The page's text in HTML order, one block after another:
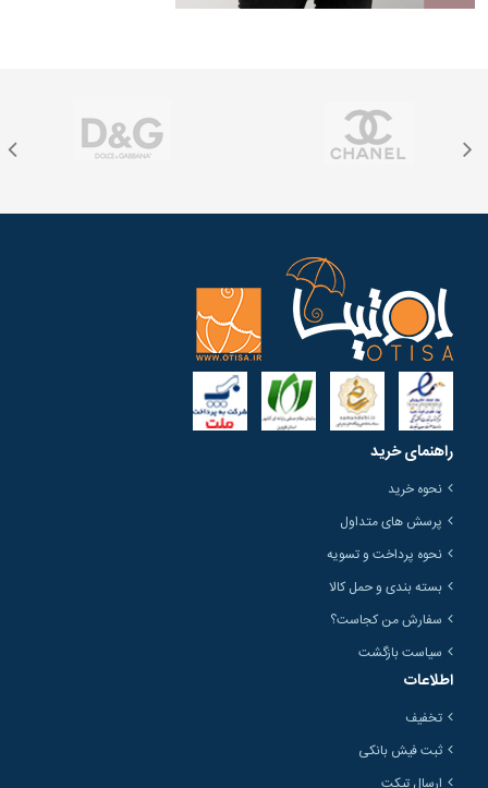
راهنمای خرید
نحوه خرید
پرسش های متداول
نحوه پرداخت و تسویه
بسته بندی و حمل کالا
سفارش من کجاست؟
سیاست بازگشت
اطلاعات
تخفیف
ثبت فیش بانکی